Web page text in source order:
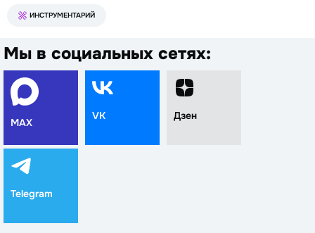
ИНСТРУМЕНТАРИЙ
Мы в социальных сетях:
MAX
VK Дзен
Telegram